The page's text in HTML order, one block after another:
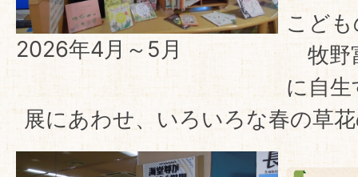
2026年4月～5月
こど
牧野
に自
展にあわせ、いろいろな春の草